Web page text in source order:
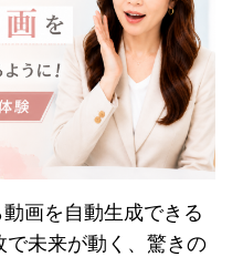
画を自動生成できる
で未来が動く、驚きの